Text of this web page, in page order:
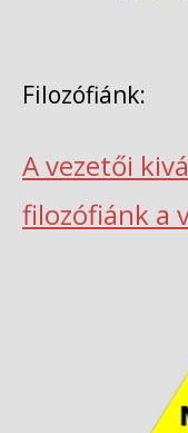
Filozófiánk:
A vezetői
filozófiánk a